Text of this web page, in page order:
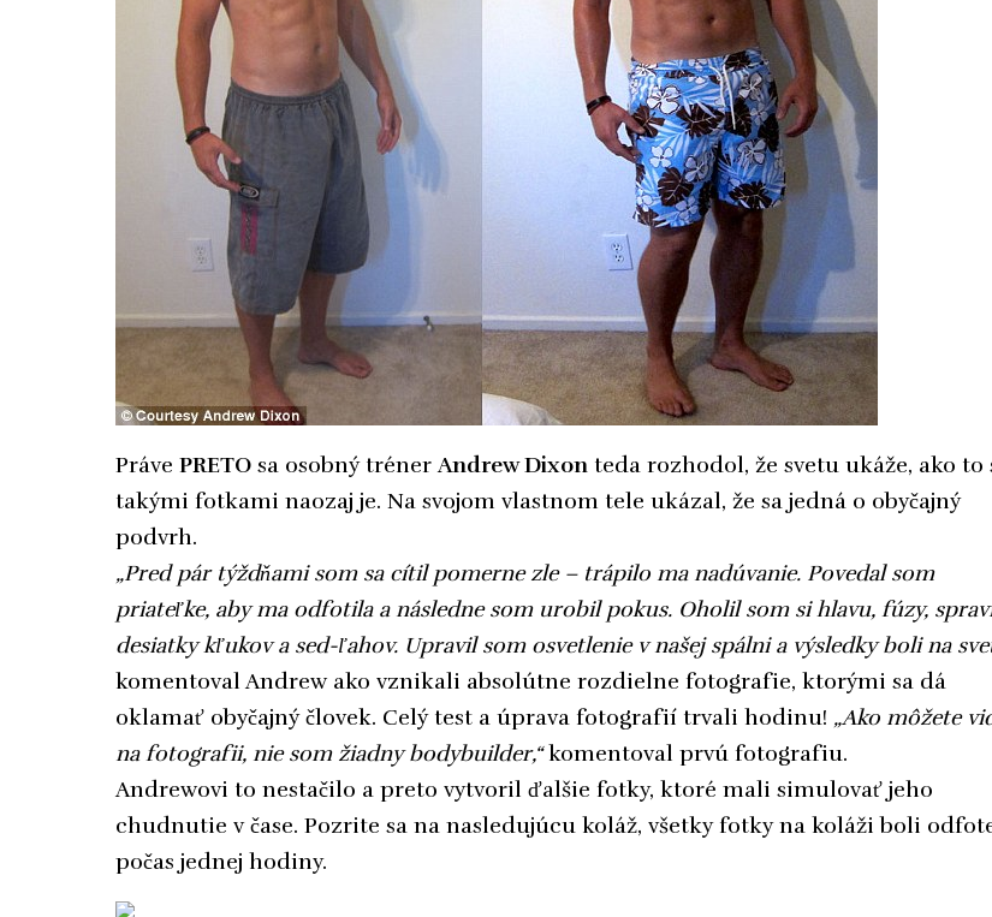
PrávePRETO sa osobný trénerAndrew Dixon teda rozhodol, že svetu ukáže, ako to
takými fotkami naozaj je. Na svojom vlastnom tele ukázal, že sa jedná o obyčajný
podvrh.
„Pred pár týždňami som sa cítil pomerne zle – trápilo ma nadúvanie. Povedal som
priateľke, aby ma odfotila a následne som urobil pokus. Oholil som si hlavu, fúzy,
desiatky kľukov a sed-ľahov. Upravil som osvetlenie v našej spálni a výsledky boli na
komentoval Andrew ako vznikali absolútne rozdielne fotografie, ktorými sa dá
oklamať obyčajný človek. Celý test a úprava fotografií trvali hodinu! „Ako môžete
na fotografii, nie som žiadny bodybuilder,“komentoval prvú fotografiu.
Andrewovi to nestačilo a preto vytvoril ďalšie fotky, ktoré mali simulovať jeho
chudnutie v čase. Pozrite sa na nasledujúcu koláž, všetky fotky na koláži boli
počas jednej hodiny.